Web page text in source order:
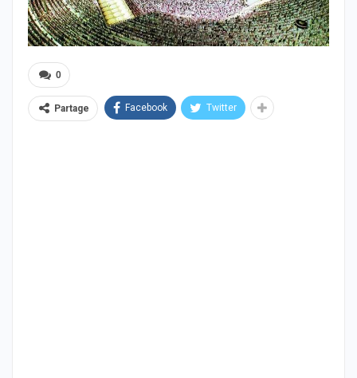
0
Partage Facebook Twitter